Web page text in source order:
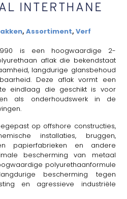
INTERTHANE
,Assortiment,Verf
990 is een hoogwaardige 2-
aflak die bekendstaat
langdurige glansbehoud
Deze aflak vormt een
eindlaag die geschikt is voor
als onderhoudswerk in de
op offshore constructies,
installaties, bruggen,
papierfabrieken en andere
bescherming van metaal
polyurethaanformule
bescherming tegen
en agressieve industriële